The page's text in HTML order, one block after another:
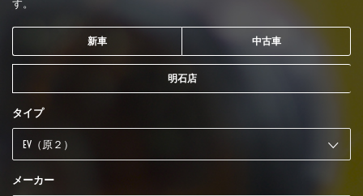
す。
新車 中古車
明石店
タイプ
メーカー